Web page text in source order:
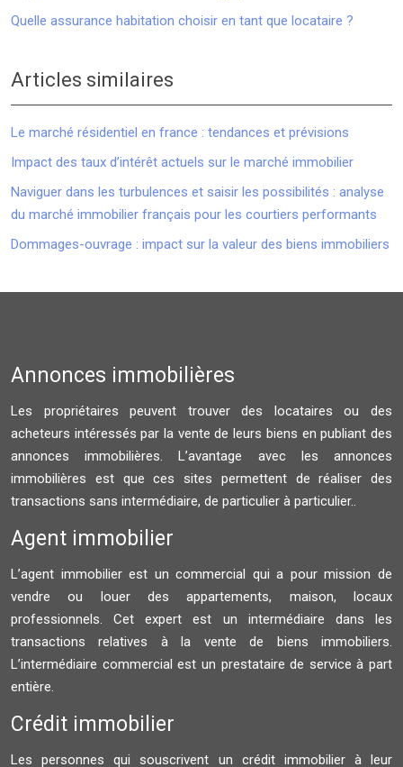
Quelle assurance habitation choisir en tant que locataire ?
Articles similaires
Le marché résidentiel en france : tendances et prévisions
Impact des taux d’intérêt actuels sur le marché immobilier
Naviguer dans les turbulences et saisir les possibilités : analyse
du marché immobilier français pour les courtiers performants
Dommages-ouvrage : impact sur la valeur des biens immobiliers
Annonces immobilières
Les propriétaires peuvent trouver des locataires ou des
acheteurs intéressés par la vente de leurs biens en publiant des
annonces immobilières. L’avantage avec les annonces
immobilières est que ces sites permettent de réaliser des
transactions sans intermédiaire, de particulier à particulier..
Agent immobilier
L’agent immobilier est un commercial qui a pour mission de
vendre ou louer des appartements, maison, locaux
professionnels. Cet expert est un intermédiaire dans les
transactions relatives à la vente de biens immobiliers.
L’intermédiaire commercial est un prestataire de service à part
entière.
Crédit immobilier
Les personnes qui souscrivent un crédit immobilier à leur